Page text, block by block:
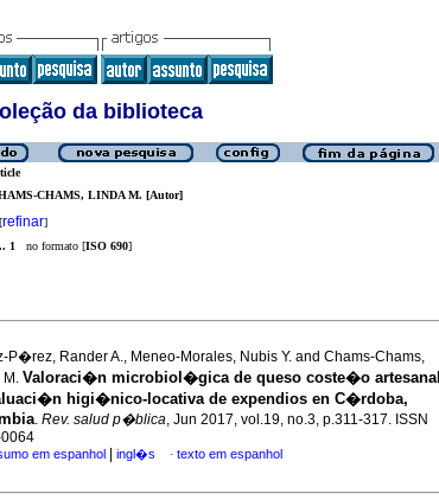
da biblioteca
CHAMS, LINDA M. [Autor]
[refinar]
1 no formato [ISO 690]
P�rez, Rander A., Meneo-Morales, Nubis Y. and Chams-Chams,
M. Valoraci�n microbiol�gica de queso coste�o artesanal
higi�nico-locativa de expendios en C�rdoba,
. Rev. salud p�blica, Jun 2017, vol.19, no.3, p.311-317. ISSN
em espanhol ingl�s · texto em espanhol